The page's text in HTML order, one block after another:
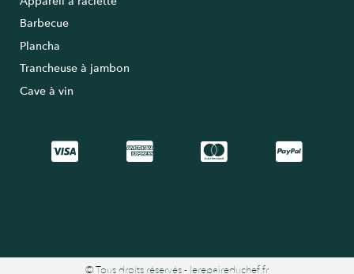
Barbecue
Plancha
Trancheuse à jambon
Cave à vin
© Tous droits réservés - lerepaireduchef.fr